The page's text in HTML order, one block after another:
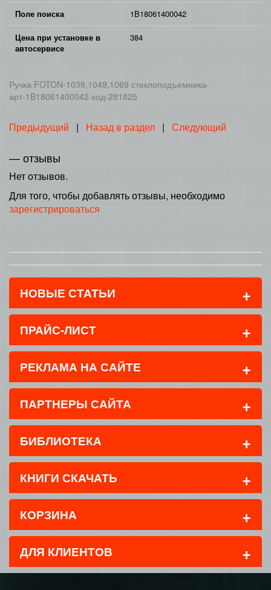
Поле поиска 1B18061400042
Цена при установке в
автосервисе
384
Ручка FOTON-1039,1049,1069 стеклоподъемника-
арт-1B18061400042-код-281825
Предыдущий | Назад в раздел | Следующий
— отзывы
Нет отзывов.
Для того, чтобы добавлять отзывы, необходимо
зарегистрироваться
НОВЫЕ СТАТЬИ +
ПРАЙС-ЛИСТ +
РЕКЛАМА НА САЙТЕ +
ПАРТНЕРЫ САЙТА +
БИБЛИОТЕКА +
КНИГИ СКАЧАТЬ +
КОРЗИНА +
ДЛЯ КЛИЕНТОВ +